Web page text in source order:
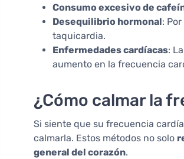
Consumo excesivo de
Desequilibrio hormonal:
taquicardia.
Enfermedades cardíacas:
aumento en la frecuencia
¿Cómo calmar la
Si siente que su frecuencia
calmarla. Estos métodos no solo
general del corazón.